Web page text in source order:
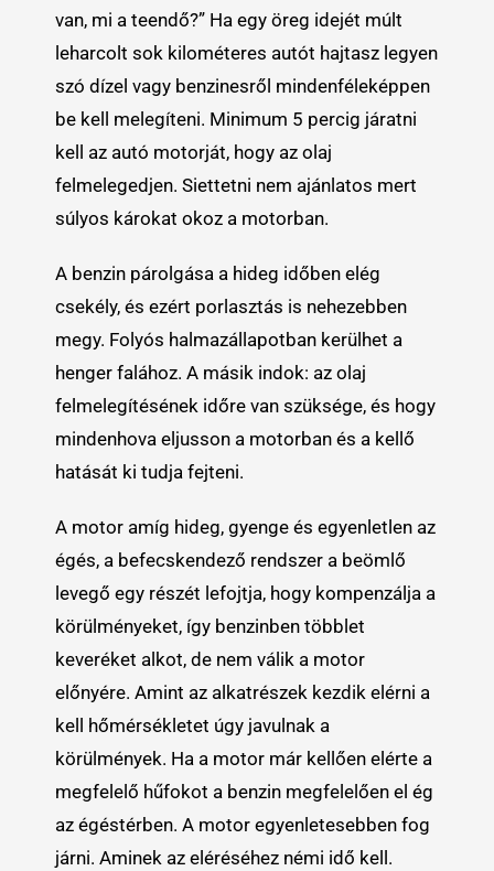
van, mi a teendő?” Ha egy öreg idejét múlt
leharcolt sok kilométeres autót hajtasz legyen
szó dízel vagy benzinesről mindenféleképpen
be kell melegíteni. Minimum 5 percig járatni
kell az autó motorját, hogy az olaj
felmelegedjen. Siettetni nem ajánlatos mert
súlyos károkat okoz a motorban.
A benzin párolgása a hideg időben elég
csekély, és ezért porlasztás is nehezebben
megy. Folyós halmazállapotban kerülhet a
henger falához. A másik indok: az olaj
felmelegítésének időre van szüksége, és hogy
mindenhova eljusson a motorban és a kellő
hatását ki tudja fejteni.
A motor amíg hideg, gyenge és egyenletlen az
égés, a befecskendező rendszer a beömlő
levegő egy részét lefojtja, hogy kompenzálja a
körülményeket, így benzinben többlet
keveréket alkot, de nem válik a motor
előnyére. Amint az alkatrészek kezdik elérni a
kell hőmérsékletet úgy javulnak a
körülmények. Ha a motor már kellően elérte a
megfelelő hűfokot a benzin megfelelően el ég
az égéstérben. A motor egyenletesebben fog
járni. Aminek az eléréséhez némi idő kell.